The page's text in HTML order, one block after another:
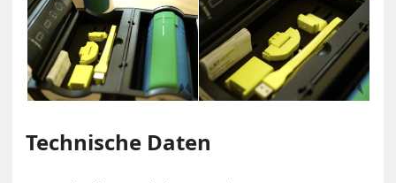
Technische Daten